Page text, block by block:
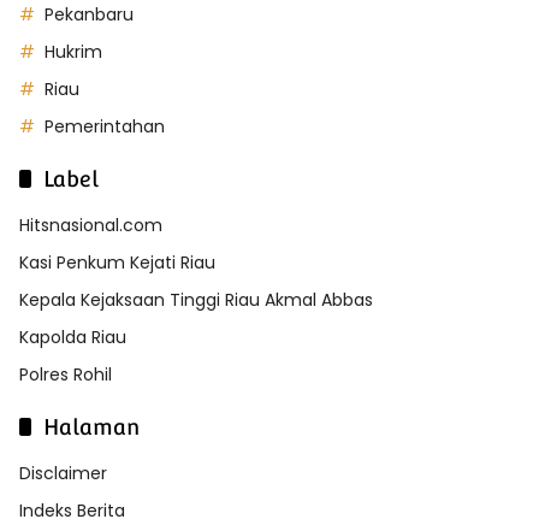
Pekanbaru
Hukrim
Riau
Pemerintahan
Label
Hitsnasional.com
Kasi Penkum Kejati Riau
Kepala Kejaksaan Tinggi Riau Akmal Abbas
Kapolda Riau
Polres Rohil
Halaman
Disclaimer
Indeks Berita